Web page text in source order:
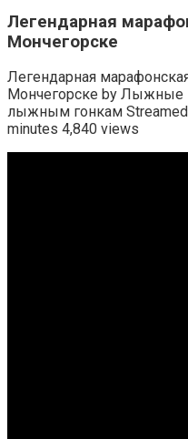
Легендарная
Мончегорске
Легендарная
Мончегорске by Лыжные
лыжным гонкам Streamed
minutes 4,840 views